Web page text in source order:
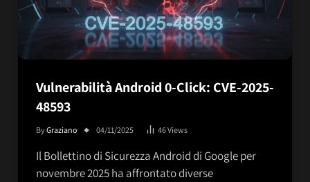
Vulnerabilità Android 0-Click: CVE-2025-
48593
ByGraziano 04/11/2025 46Views
Il Bollettino di Sicurezza Android di Google per
novembre 2025 ha affrontato diverse